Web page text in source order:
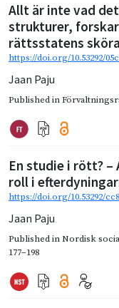
Allt är inte vad
strukturer,
rättsstatens
https://doi.org/10.53292/
Jaan Paju
Published in
En studie i rött?
roll i
https://doi.org/10.53292/
Jaan Paju
Published inNordisk
177–198